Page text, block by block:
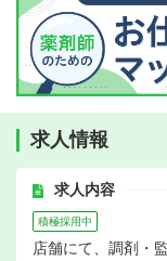
求人情報
求人内容
積極採用中
店舗にて、調剤・